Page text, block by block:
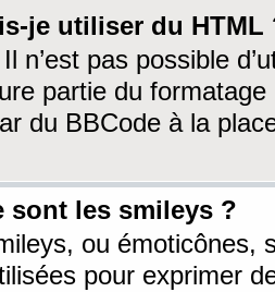
je utiliser du HTML
n’est pas possible
partie du
du BBCode à la
sont les smileys ?
ou émoticônes,
pour exprimer